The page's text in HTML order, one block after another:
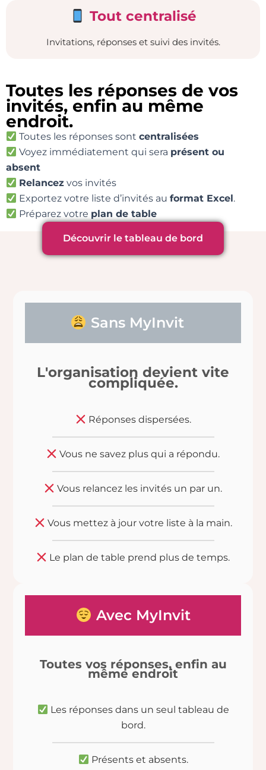
Tout centralisé
Invitations, réponses et suivi des invités.
Toutes les réponses de vos
invités, enfin au même
endroit.
Toutes les réponses sontcentralisées
Voyez immédiatement qui sera présent ou
absent
Relancez vos invités
Exportez votre liste d’invités auformat Excel.
Préparez votre plan de table
Découvrir le tableau de bord
Sans MyInvit
L'organisation devient vite
compliquée.
Réponses dispersées.
Vous ne savez plus qui a répondu.
Vous relancez les invités un par un.
Vous mettez à jour votre liste à la main.
Le plan de table prend plus de temps.
Avec MyInvit
Toutes vos réponses, enfin au
même endroit
Les réponses dans un seul tableau de
bord.
Présents et absents.